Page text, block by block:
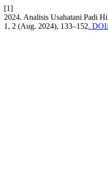
[1]
2024. Analisis Usahatani Padi
1, 2 (Aug. 2024), 133–152.